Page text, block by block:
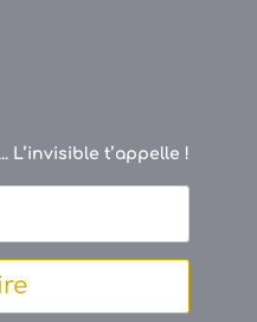
L’invisible t’appelle !